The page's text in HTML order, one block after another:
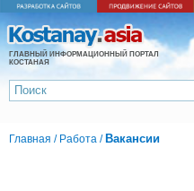
ГЛАВНЫЙ ИНФОРМАЦИОННЫЙ ПОРТАЛ
КОСТАНАЯ
Главная / Работа / Вакансии